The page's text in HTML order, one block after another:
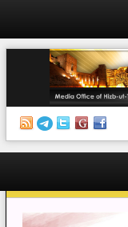
الرئيسية
إصدارات
أنشطة وفعاليات
النظام